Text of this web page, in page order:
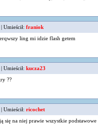
| Umieścił: franiok
ling mi idzie flash getem
| Umieścił: kucza23
??
| Umieścił: ricochet
się na niej prawie wszystkie